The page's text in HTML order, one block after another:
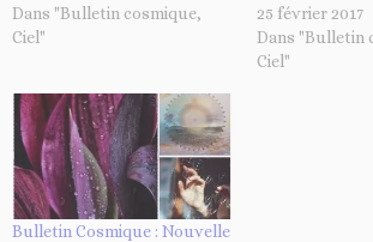
…
Dans "Bulletin cosmique,
Ciel"
25 février 2017
Dans "Bulletin
Ciel"
Bulletin Cosmique : Nouvelle